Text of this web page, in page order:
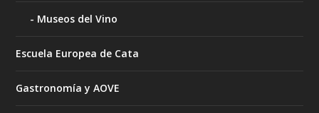
Museos del Vino
Escuela Europea de Cata
Gastronomía y AOVE